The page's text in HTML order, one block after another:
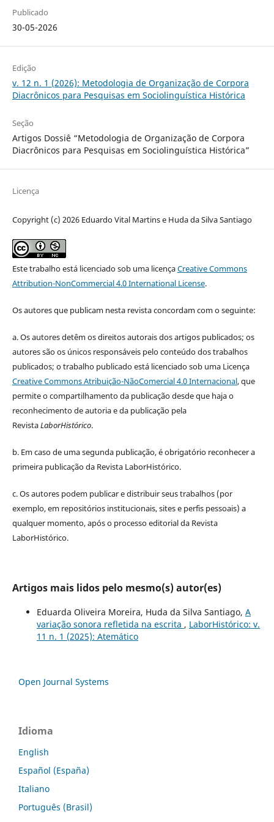
Publicado
30-05-2026
Edição
v. 12 n. 1 (2026): Metodologia de Organização de Corpora
Diacrônicos para Pesquisas em Sociolinguística Histórica
Seção
Artigos Dossiê “Metodologia de Organização de Corpora
Diacrônicos para Pesquisas em Sociolinguística Histórica”
Licença
Copyright (c) 2026 Eduardo Vital Martins e Huda da Silva Santiago
Este trabalho está licenciado sob uma licençaCreative Commons
Attribution-NonCommercial 4.0 International License.
Os autores que publicam nesta revista concordam com o seguinte:
a.Os autores detêm os direitos autorais dos artigos publicados; os
autores são os únicos responsáveis pelo conteúdo dos trabalhos
publicados; o trabalho publicado está licenciado sob uma Licença
Creative Commons Atribuição-NãoComercial 4.0 Internacional, que
permite o compartilhamento da publicação desde que haja o
reconhecimento de autoria e da publicação pela
RevistaLaborHistórico.
b. Em caso de uma segunda publicação, é obrigatório reconhecer a
primeira publicação da Revista LaborHistórico.
c. Os autores podem publicar e distribuir seus trabalhos (por
exemplo, em repositórios institucionais, sites e perfis pessoais) a
qualquer momento, após o processo editorial da Revista
LaborHistórico.
Artigos mais lidos pelo mesmo(s) autor(es)
Eduarda Oliveira Moreira, Huda da Silva Santiago, A
variação sonora refletida na escrita , LaborHistórico: v.
11 n. 1 (2025): Atemático
Open Journal Systems
Idioma
English
Español (España)
Italiano
Português (Brasil)